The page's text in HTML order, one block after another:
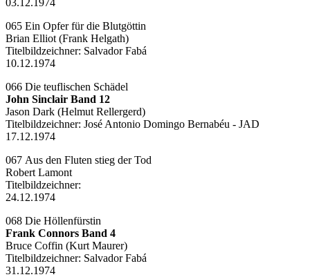
065 Ein Opfer für die Blutgöttin
Brian Elliot (Frank Helgath)
Titelbildzeichner: Salvador Fabá
10.12.1974
066 Die teuflischen Schädel
John Sinclair Band 12
Jason Dark (Helmut Rellergerd)
Titelbildzeichner: José Antonio Domingo Bernabéu - JAD
17.12.1974
067 Aus den Fluten stieg der Tod
Robert Lamont
Titelbildzeichner:
24.12.1974
068 Die Höllenfürstin
Frank Connors Band 4
Bruce Coffin (Kurt Maurer)
Titelbildzeichner: Salvador Fabá
31.12.1974